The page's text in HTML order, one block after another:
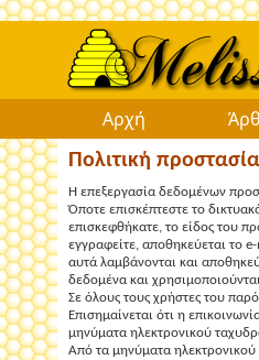
Αρχή
Πολιτική
Η επεξεργασία δεδομένων
Όποτε επισκέπτεστε το
επισκεφθήκατε, το είδος του
εγγραφείτε, αποθηκεύεται το
αυτά λαμβάνονται και
δεδομένα και
Σε όλους τους χρήστες του
Επισημαίνεται ότι η
μηνύματα ηλεκτρονικού
Από τα μηνύματα